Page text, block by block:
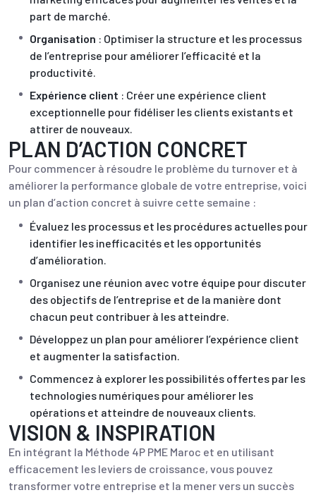
part de marché.
Organisation : Optimiser la structure et les processus
de l’entreprise pour améliorer l’efficacité et la
productivité.
Expérience client : Créer une expérience client
exceptionnelle pour fidéliser les clients existants et
attirer de nouveaux.
PLAN D’ACTION CONCRET
Pour commencer à résoudre le problème du turnover et à
améliorer la performance globale de votre entreprise, voici
un plan d’action concret à suivre cette semaine :
Évaluez les processus et les procédures actuelles pour
identifier les inefficacités et les opportunités
d’amélioration.
Organisez une réunion avec votre équipe pour discuter
des objectifs de l’entreprise et de la manière dont
chacun peut contribuer à les atteindre.
Développez un plan pour améliorer l’expérience client
et augmenter la satisfaction.
Commencez à explorer les possibilités offertes par les
technologies numériques pour améliorer les
opérations et atteindre de nouveaux clients.
VISION & INSPIRATION
En intégrant la Méthode 4P PME Maroc et en utilisant
efficacement les leviers de croissance, vous pouvez
transformer votre entreprise et la mener vers un succès